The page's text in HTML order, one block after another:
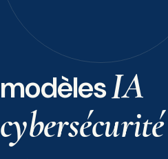
modèlesIA
cybersécurité